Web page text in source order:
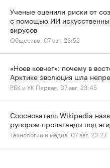
Ученые оценили риски от
с помощью ИИ
вирусов
Общество, 07 авг, 23:52
«Ноев ковчег»: почему в
Арктике эволюция шла
РБК и УК Первая, 07 авг, 23:45
Сооснователь Wikipedia
рупором пропаганды под
Технологии и медиа, 07 авг, 23:27